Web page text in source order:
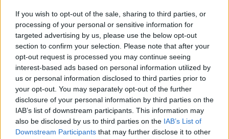
If you wish to opt-out of the sale, sharing to third parties, or
processing of your personal or sensitive information for
targeted advertising by us, please use the below opt-out
section to confirm your selection. Please note that after your
opt-out request is processed you may continue seeing
interest-based ads based on personal information utilized by
us or personal information disclosed to third parties prior to
your opt-out. You may separately opt-out of the further
disclosure of your personal information by third parties on the
IAB’s list of downstream participants. This information may
also be disclosed by us to third parties on the IAB’s List of
Downstream Participants that may further disclose it to other
La dinámica actual refleja unacompleja red de
tensiones y la falta de entendimientos
diplomáticos efectivos en la región.Desde
que los talibanes retomaron el control de
Afganistán en 2021, las tensiones han
aumentado, especialmente respecto al TTP.
Pakistán ha intensificado sus operaciones
militares en la frontera y reforzado las medidas
de seguridad mediante la construcción de
vallas. Por su parte, Afganistán, bajo el